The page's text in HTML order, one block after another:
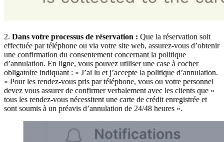
2. Dans votre processus de réservation : Que la réservation soit
effectuée par téléphone ou via votre site web, assurez-vous d’obtenir
une confirmation du consentement concernant la politique
d’annulation. En ligne, vous pouvez utiliser une case à cocher
obligatoire indiquant : « J’ai lu et j’accepte la politique d’annulation.
» Pour les rendez-vous pris par téléphone, vous ou votre personnel
devez vous assurer de confirmer verbalement avec les clients que «
tous les rendez-vous nécessitent une carte de crédit enregistrée et
sont soumis à un préavis d’annulation de 24/48 heures ».